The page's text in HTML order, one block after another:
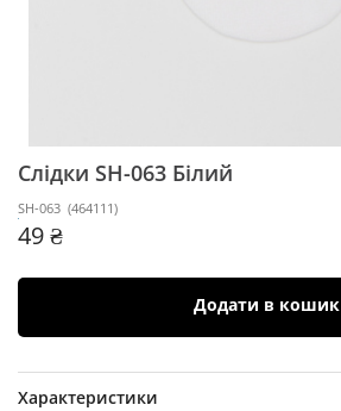
Слідки SH-063 Білий
SH-063 (464111)
49 ₴
Додати в кошик
Характеристики